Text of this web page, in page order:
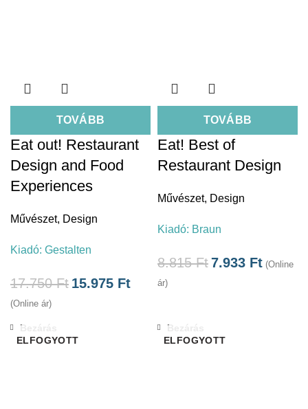
TOVÁBB
Eat out! Restaurant
Design and Food
Experiences
Művészet, Design
Kiadó: Gestalten
17.750Ft 15.975 Ft
(Online ár)
TOVÁBB
Eat! Best of
Restaurant Design
Művészet, Design
Kiadó: Braun
8.815Ft7.933 Ft (Online
ár)
ELFOGYOTT
Bezárás
ELFOGYOTT
Bezárás